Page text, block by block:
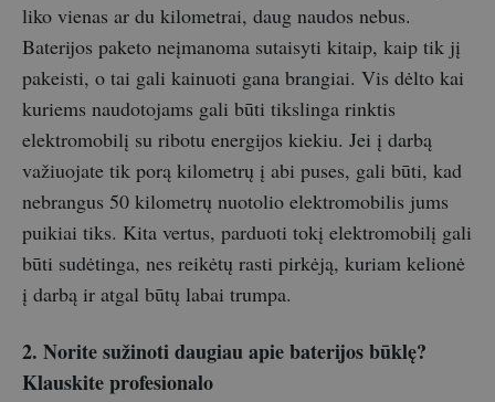
liko vienas ar du kilometrai, daug naudos nebus.
Baterijos paketo neįmanoma sutaisyti kitaip, kaip tik jį
pakeisti, o tai gali kainuoti gana brangiai. Vis dėlto kai
kuriems naudotojams gali būti tikslinga rinktis
elektromobilį su ribotu energijos kiekiu. Jei į darbą
važiuojate tik porą kilometrų į abi puses, gali būti, kad
nebrangus 50 kilometrų nuotolio elektromobilis jums
puikiai tiks. Kita vertus, parduoti tokį elektromobilį gali
būti sudėtinga, nes reikėtų rasti pirkėją, kuriam kelionė
į darbą ir atgal būtų labai trumpa.
2. Norite sužinoti daugiau apie baterijos būklę?
Klauskite profesionalo